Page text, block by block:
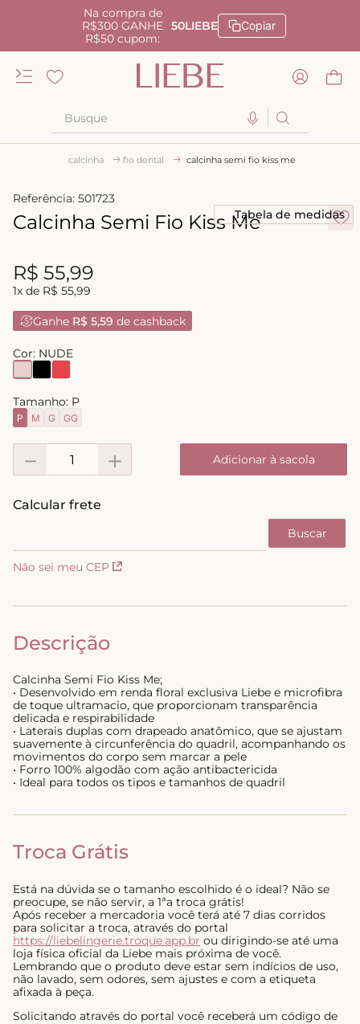
Na compra de
R$300 GANHE
R$50 cupom:
50LIEBE Copiar
calcinha fio dental calcinha semi fio kiss me
Referência: 501723
Calcinha Semi Fio Kiss Me
R$ 55,99
1x de R$ 55,99
Ganhe R$ 5,59 de cashback
Tabela de medidas
Cor: NUDE
Tamanho: P
P M G GG
＋
－ Adicionar à sacola
Não sei meu CEP
Descrição
Calcinha Semi Fio Kiss Me;
• Desenvolvido em renda floral exclusiva Liebe e microfibra
de toque ultramacio, que proporcionam transparência
delicada e respirabilidade
• Laterais duplas com drapeado anatômico, que se ajustam
suavemente à circunferência do quadril, acompanhando os
movimentos do corpo sem marcar a pele
• Forro 100% algodão com ação antibactericida
• Ideal para todos os tipos e tamanhos de quadril
Troca Grátis
Está na dúvida se o tamanho escolhido é o ideal? Não se
preocupe, se não servir, a 1ªa troca grátis!
Após receber a mercadoria você terá até 7 dias corridos
para solicitar a troca, através do portal
https://liebelingerie.troque.app.br ou dirigindo-se até uma
loja física oficial da Liebe mais próxima de você.
Lembrando que o produto deve estar sem indícios de uso,
não lavado, sem odores, sem ajustes e com a etiqueta
afixada à peça.
Solicitando através do portal você receberá um código de
TERMOS MAIS BUSCADOS
calcinha renda
anatomic
calcinha alta
triangulo
short doll
biquini